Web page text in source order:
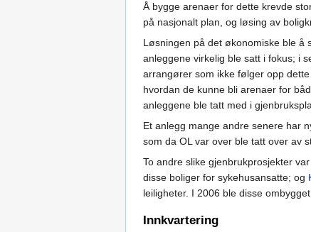
Å bygge arenaer for dette krevde
på nasjonalt plan, og løsing av
Løsningen på det økonomiske ble å
anleggene virkelig ble satt i fokus; i
arrangører som ikke følger opp
hvordan de kunne bli arenaer for
anleggene ble tatt med i
Et anlegg mange andre senere har
som da OL var over ble tatt over av
To andre slike gjenbrukprosjekter
disse boliger for sykehusansatte; og
leiligheter. I 2006 ble disse
Innkvartering